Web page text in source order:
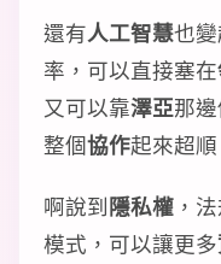
還有人工智慧也
率，可以直接塞在
又可以靠澤亞那
整個協作起來超順
啊說到隱私權 ，
模式，可以讓更多